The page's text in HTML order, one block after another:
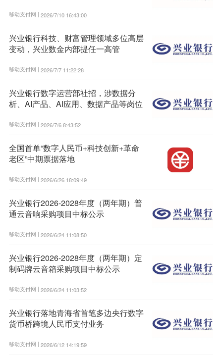
移动支付网 | 2026/7/10 16:43:00
兴业银行科技、财富管理领域多位高层
变动，兴业数金内部提任一高管
移动支付网 | 2026/7/7 11:22:28
兴业银行数字运营部社招，涉数据分
析、AI产品、AI应用、数据产品等岗位
移动支付网 | 2026/7/6 8:43:52
全国首单“数字人民币+科技创新+革命
老区”中期票据落地
移动支付网 | 2026/6/26 18:09:49
兴业银行2026-2028年度（两年期）普
通云音响采购项目中标公示
移动支付网 | 2026/6/24 11:08:50
兴业银行2026-2028年度（两年期）定
制码牌云音箱采购项目中标公示
移动支付网 | 2026/6/24 11:03:52
兴业银行落地青海省首笔多边央行数字
货币桥跨境人民币支付业务
移动支付网 | 2026/6/12 14:19:59